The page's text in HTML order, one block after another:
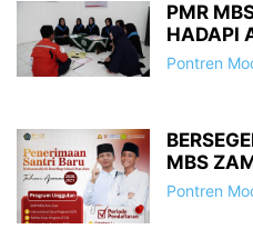
PMR
HADAPI
Pontren
MBS
Pontren